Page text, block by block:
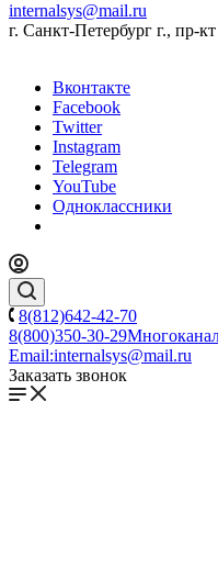
internalsys@mail.ru
г. Санкт-Петербург г., пр-
Вконтакте
Facebook
Twitter
Instagram
Telegram
YouTube
Одноклассники
8(812)642-42-70
8(800)350-30-29
Email:internalsys@mail.ru
Заказать звонок